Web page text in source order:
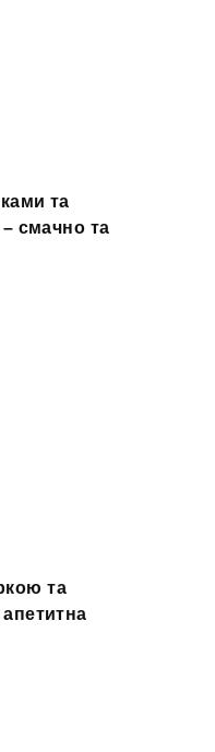
та
смачно та
та